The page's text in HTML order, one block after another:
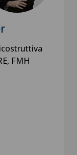
FMH